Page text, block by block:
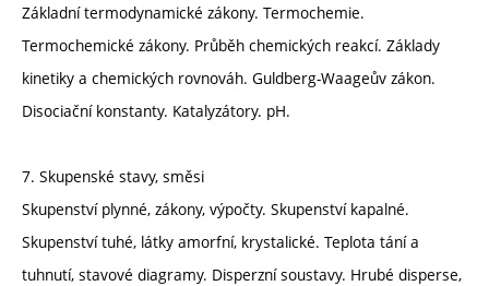
Základní termodynamické zákony. Termochemie.
Termochemické zákony. Průběh chemických reakcí. Základy
kinetiky a chemických rovnováh. Guldberg-Waageův zákon.
Disociační konstanty. Katalyzátory. pH.
7. Skupenské stavy, směsi
Skupenství plynné, zákony, výpočty. Skupenství kapalné.
Skupenství tuhé, látky amorfní, krystalické. Teplota tání a
tuhnutí, stavové diagramy. Disperzní soustavy. Hrubé disperse,